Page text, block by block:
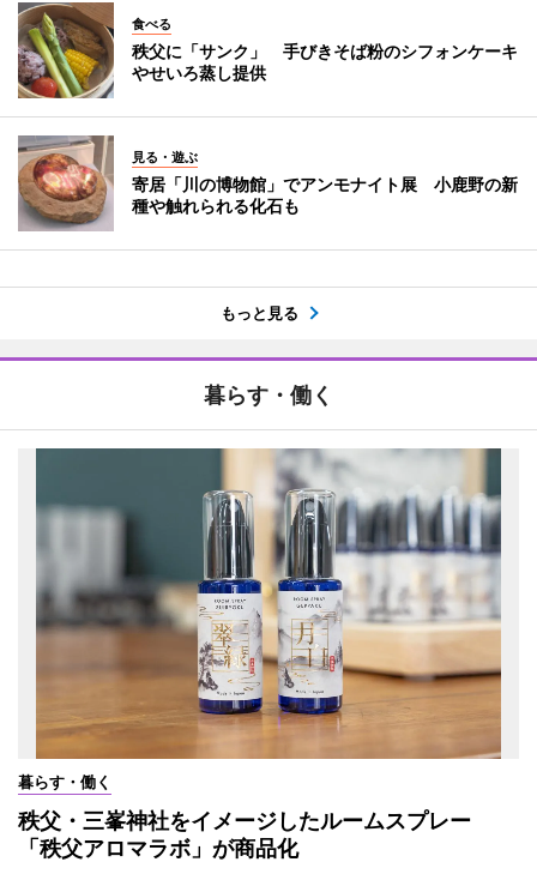
食べる
秩父に「サンク」 手びきそば粉のシフォンケーキ
やせいろ蒸し提供
見る・遊ぶ
寄居「川の博物館」でアンモナイト展 小鹿野の新
種や触れられる化石も
もっと見る
暮らす・働く
暮らす・働く
秩父・三峯神社をイメージしたルームスプレー
「秩父アロマラボ」が商品化